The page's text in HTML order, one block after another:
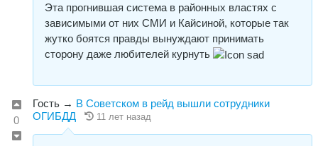
Эта прогнившая система в районных властях с
зависимыми от них СМИ и Кайсиной, которые так
жутко боятся правды вынуждают принимать
сторону даже любителей курнуть
0
Гость → В Советском в рейд вышли сотрудники
ОГИБДД
11 лет назад